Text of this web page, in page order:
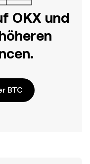
OKX und
BTC